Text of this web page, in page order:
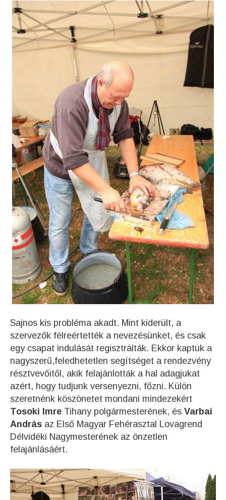
Sajnos kis probléma akadt. Mint kiderült, a
szervezők félreértették a nevezésünket, és csak
egy csapat indulását regisztrálták. Ekkor kaptuk a
nagyszerű,feledhetetlen segítséget a rendezvény
résztvevőitől, akik felajánlották a hal adagjukat
azért, hogy tudjunk versenyezni, főzni. Külön
szeretnénk köszönetet mondani mindezekért
Tosoki Imre Tihany polgármesterének, és Varbai
András az Első Magyar Fehérasztal Lovagrend
Délvidéki Nagymesterének az önzetlen
felajánlásáért.